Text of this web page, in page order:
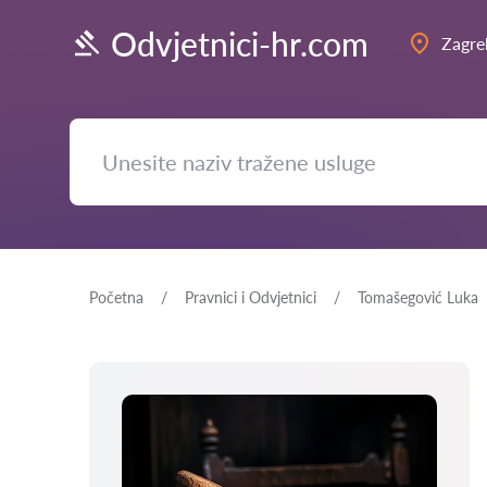
Odvjetnici-hr.com
Početna Pravnici i Odvjetnici Tomašegović Luka